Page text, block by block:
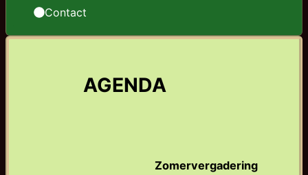
Contact
AGENDA
Zomervergadering